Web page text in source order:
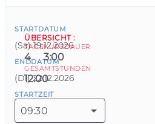
STARTDATUM
(Sa) 19.12.2026
ENDDATUM
(Di) 22.12.2026
STARTZEIT
09:30
ÜBERSICHT :
TAGE
4
KURSDAUER
3:00
GESAMTSTUNDEN
12:00